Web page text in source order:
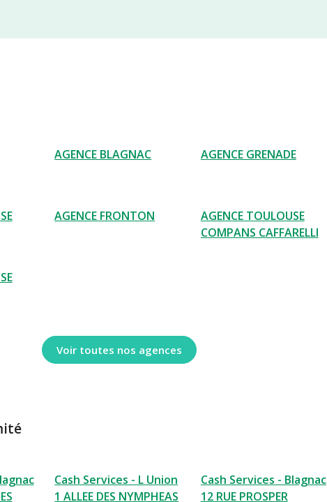
AGENCE BLAGNAC AGENCE GRENADE
AGENCE FRONTON
AGENCE TOULOUSE
COMPANS CAFFARELLI
Voir toutes nos agences
Cash Services - L Union
1 ALLEE DES NYMPHEAS
Cash Services - Blagnac
12 RUE PROSPER